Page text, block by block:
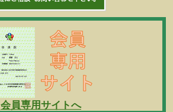
会員専用サイトへ